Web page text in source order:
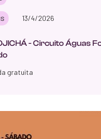
13/4/2026
- Circuito Águas
gratuita